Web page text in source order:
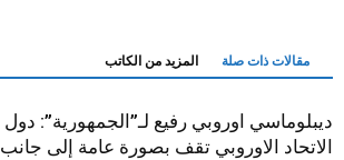
مقالات ذات صلة المزيد من الكاتب
ديبلوماسي اوروبي رفيع لـ”الجمهورية”: دول
الاتحاد الاوروبي تقف بصورة عامة إلى جانب